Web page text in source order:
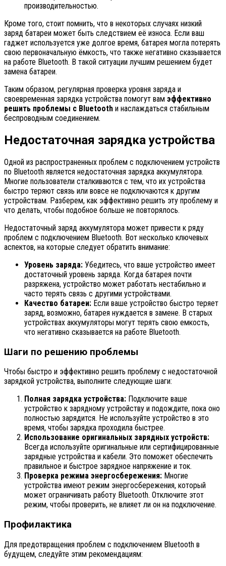
производительностью.
Кроме того, стоит помнить, что в некоторых случаях низкий
заряд батареи может быть следствием её износа. Если ваш
гаджет используется уже долгое время, батарея могла потерять
свою первоначальную ёмкость, что также негативно сказывается
на работе Bluetooth. В такой ситуации лучшим решением будет
замена батареи.
Таким образом, регулярная проверка уровня заряда и
своевременная зарядка устройства помогут вам эффективно
решить проблемы с Bluetooth и наслаждаться стабильным
беспроводным соединением.
Недостаточная зарядка устройства
Одной из распространенных проблем с подключением устройств
по Bluetooth является недостаточная зарядка аккумулятора.
Многие пользователи сталкиваются с тем, что их устройства
быстро теряют связь или вовсе не подключаются к другим
устройствам. Разберем, как эффективно решить эту проблему и
что делать, чтобы подобное больше не повторялось.
Недостаточный заряд аккумулятора может привести к ряду
проблем с подключением Bluetooth. Вот несколько ключевых
аспектов, на которые следует обратить внимание:
Уровень заряда: Убедитесь, что ваше устройство имеет
достаточный уровень заряда. Когда батарея почти
разряжена, устройство может работать нестабильно и
часто терять связь с другими устройствами.
Качество батареи: Если ваше устройство быстро теряет
заряд, возможно, батарея нуждается в замене. В старых
устройствах аккумуляторы могут терять свою емкость,
что негативно сказывается на работе Bluetooth.
Шаги по решению проблемы
Чтобы быстро и эффективно решить проблему с недостаточной
зарядкой устройства, выполните следующие шаги:
Полная зарядка устройства: Подключите ваше
устройство к зарядному устройству и подождите, пока оно
полностью зарядится. Не используйте устройство в это
время, чтобы зарядка проходила быстрее.
Использование оригинальных зарядных устройств:
Всегда используйте оригинальные или сертифицированные
зарядные устройства и кабели. Это поможет обеспечить
правильное и быстрое зарядное напряжение и ток.
Проверка режима энергосбережения: Многие
устройства имеют режим энергосбережения, который
может ограничивать работу Bluetooth. Отключите этот
режим, чтобы проверить, не влияет ли он на подключение.
Профилактика
Для предотвращения проблем с подключением Bluetooth в
будущем, следуйте этим рекомендациям: